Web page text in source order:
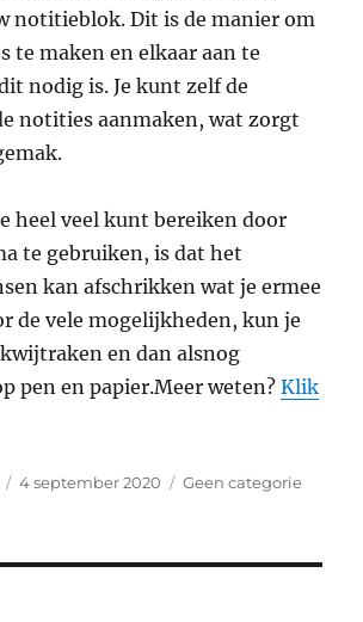
notitieblok. Dit is de manier om
te maken en elkaar aan te
nodig is. Je kunt zelf de
notities aanmaken, wat zorgt
heel veel kunt bereiken door
te gebruiken, is dat het
kan afschrikken wat je ermee
de vele mogelijkheden, kun je
en dan alsnog
pen en papier.Meer weten?Klik
Geplaatst
4 september 2020 Categorieën
Geen categorie